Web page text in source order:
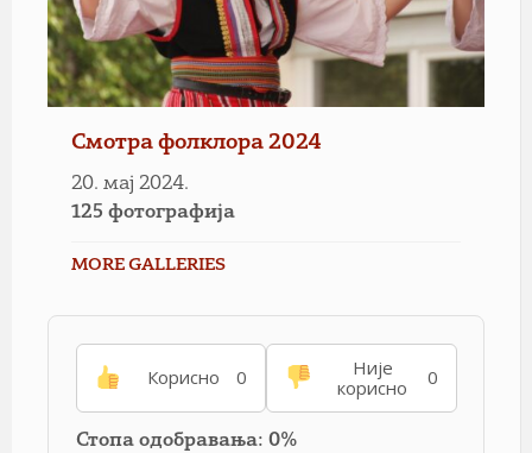
Смотра фолклора 2024
20. мај 2024.
125 фотографија
MORE GALLERIES
Корисно 0
Није
корисно
0
Стопа одобравања: 0%